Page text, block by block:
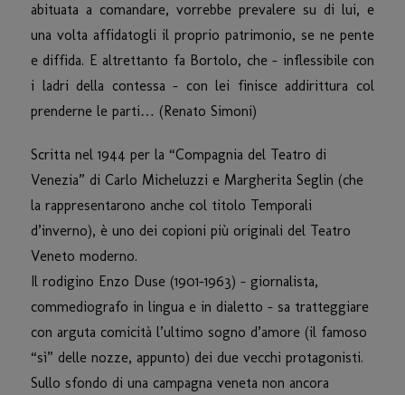
abituata a comandare, vorrebbe prevalere su di lui, e
una volta affidatogli il proprio patrimonio, se ne pente
e diffida. E altrettanto fa Bortolo, che – inflessibile con
i ladri della contessa – con lei finisce addirittura col
prenderne le parti… (Renato Simoni)
Scritta nel 1944 per la “Compagnia del Teatro di
Venezia” di Carlo Micheluzzi e Margherita Seglin (che
la rappresentarono anche col titolo Temporali
d’inverno), è uno dei copioni più originali del Teatro
Veneto moderno.
Il rodigino Enzo Duse (1901-1963) – giornalista,
commediografo in lingua e in dialetto – sa tratteggiare
con arguta comicità l’ultimo sogno d’amore (il famoso
“sì” delle nozze, appunto) dei due vecchi protagonisti.
Sullo sfondo di una campagna veneta non ancora